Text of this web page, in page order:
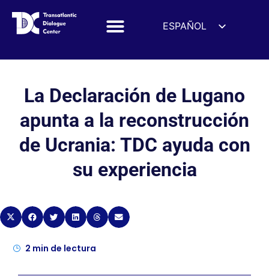
ESPAÑOL
FRANÇAIS
УКРАЇНСЬКА
简体中文
हिन्दी
العربية
La Declaración de Lugano
apunta a la reconstrucción
de Ucrania: TDC ayuda con
su experiencia
2 min de lectura